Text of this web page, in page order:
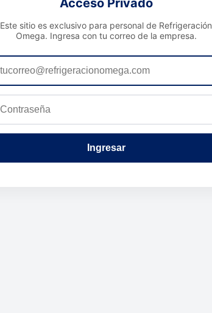
Este sitio es exclusivo para personal de Refrigeración
Omega. Ingresa con tu correo de la empresa.
Ingresar